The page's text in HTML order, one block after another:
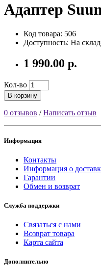
Адаптер
Код товара: 506
Доступность: На
1 990.00 р.
Кол-во
В корзину
0 отзывов /Написать отзыв
Информация
Контакты
Информация о
Гарантии
Обмен и возврат
Служба поддержки
Связаться с нами
Возврат товара
Карта сайта
Дополнительно